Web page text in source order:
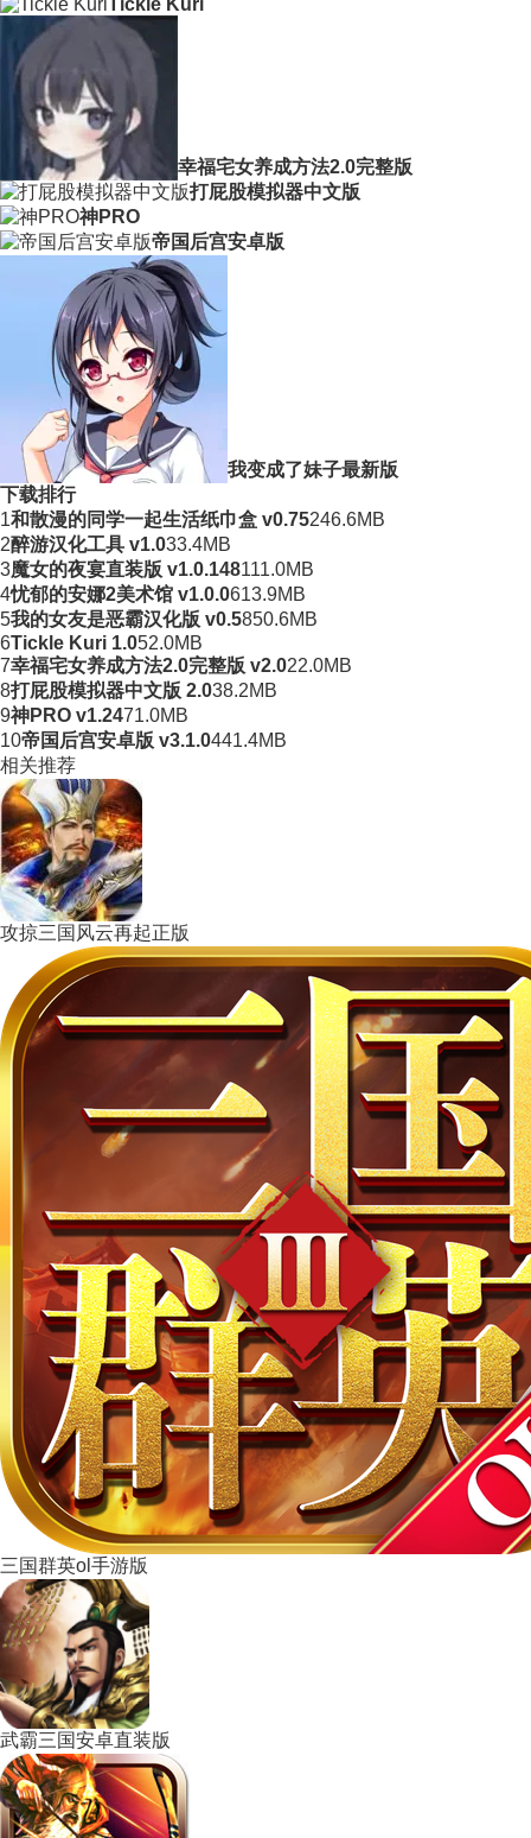
Tickle Kuri
幸福宅女养成方法2.0完整版
打屁股模拟器中文版
神PRO
帝国后宫安卓版
我变成了妹子最新版
下载排行
1和散漫的同学一起生活纸巾盒 v0.75246.6MB
2醉游汉化工具 v1.033.4MB
3魔女的夜宴直装版 v1.0.148111.0MB
4忧郁的安娜2美术馆 v1.0.0613.9MB
5我的女友是恶霸汉化版 v0.5850.6MB
6Tickle Kuri 1.052.0MB
7幸福宅女养成方法2.0完整版 v2.022.0MB
8打屁股模拟器中文版 2.038.2MB
9神PRO v1.2471.0MB
10帝国后宫安卓版 v3.1.0441.4MB
相关推荐
攻掠三国风云再起正版
三国群英ol手游版
武霸三国安卓直装版